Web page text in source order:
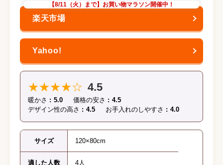
【8/11（火）まで】お買い物マラソン開催中！
★★★★☆ 4.5
暖かさ 5.0 価格の安さ
4.5
デザイン性の高さ
4.5 お手入れのしやすさ 4.0
サイズ 120×80cm
適した人数 4人